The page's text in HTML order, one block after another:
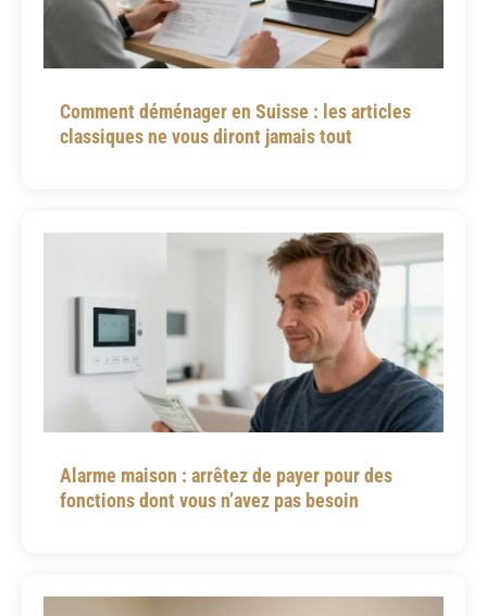
Comment déménager en Suisse : les articles
classiques ne vous diront jamais tout
Alarme maison : arrêtez de payer pour des
fonctions dont vous n’avez pas besoin